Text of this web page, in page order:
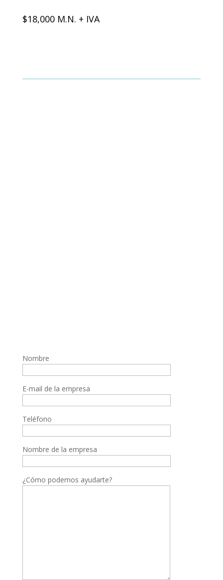
$18,000 M.N. + IVA
Nombre
E-mail de la empresa
Teléfono
Nombre de la empresa
¿Cómo podemos ayudarte?